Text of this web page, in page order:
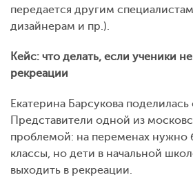
передается другим
дизайнерам и пр.).
Кейс: что делать, если ученики
рекреации
Екатерина Барсукова
Представители одной из
проблемой: на переменах нужно
классы, но дети в начальной
выходить в рекреации.